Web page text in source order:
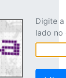
Digite
lado no